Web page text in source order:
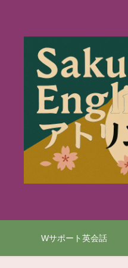
Wサポート英会話